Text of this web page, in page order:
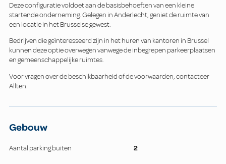
Deze configuratie voldoet aan de basisbehoeften van een kleine
startende onderneming. Gelegen in Anderlecht, geniet de ruimte van
een locatie in het Brusselse gewest.
Bedrijven die geïnteresseerd zijn in het huren van kantoren in Brussel
kunnen deze optie overwegen vanwege de inbegrepen parkeerplaatsen
en gemeenschappelijke ruimtes.
Voor vragen over de beschikbaarheid of de voorwaarden, contacteer
Allten.
Gebouw
Aantal parking buiten 2